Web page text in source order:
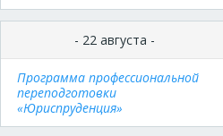
- 22 августа -
Программа профессиональной
переподготовки
«Юриспруденция»